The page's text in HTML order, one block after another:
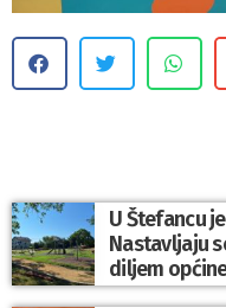
U Štefancu
Nastavljaju
diljem